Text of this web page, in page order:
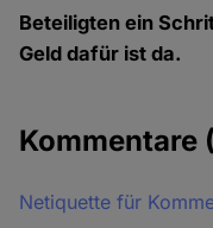
Beteiligten ein
Geld dafür ist da.
Kommentare
Netiquette für